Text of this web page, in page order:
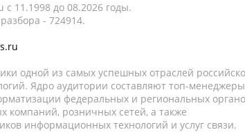
11.1998 до 08.2026 годы.
- 724914.
одной из самых успешных отраслей
Ядро аудитории составляют топ-
федеральных и региональных
компаний, розничных сетей, а также
информационных технологий и услуг связи.